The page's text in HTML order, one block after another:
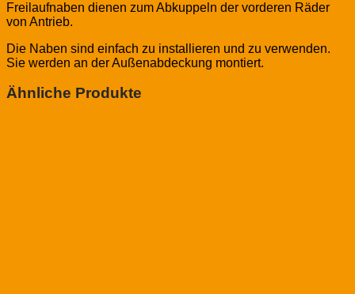
Freilaufnaben dienen zum Abkuppeln der vorderen Räder
von Antrieb.
Die Naben sind einfach zu installieren und zu verwenden.
Sie werden an der Außenabdeckung montiert.
Ähnliche Produkte